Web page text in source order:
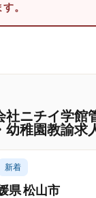
。
社ニチイ学館
幼稚園教諭求
新着
県 松山市